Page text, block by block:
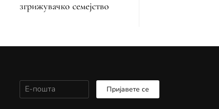
згрижувачко семејство
Пријавете се